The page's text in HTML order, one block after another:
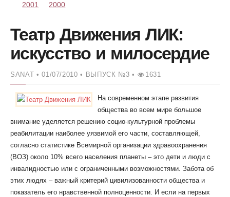
2001
2000
Театр Движения ЛИК:
искусство и милосердие
SANAT • 01/07/2010 • ВЫПУСК №3 • 1631
На современном этапе развития
общества во всем мире большое
внимание уделяется решению социо-культурной проблемы
реабилитации наиболее уязвимой его части, составляющей,
согласно статистике Всемирной организации здравоохранения
(ВОЗ) около 10% всего населения планеты – это дети и люди с
инвалидностью или с ограниченными возможностями. Забота об
этих людях – важный критерий цивилизованности общества и
показатель его нравственной полноценности. И если на первых